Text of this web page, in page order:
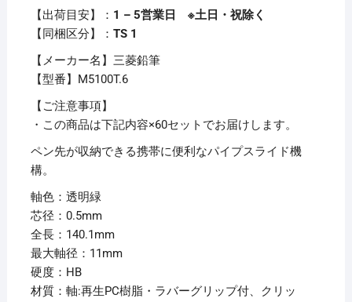
透
明
M5100T.6
本
【×60
ッ
ト】
個
【出荷目安】： 1 – 5営業日 ※土日・祝除く
【同梱区分】： TS 1
【メーカー名】三菱鉛筆
【型番】M5100T.6
【ご注意事項】
・この商品は下記内容×60セットでお届けします。
ペン先が収納できる携帯に便利なパイプスライド機
構。
軸色：透明緑
芯径：0.5mm
全長：140.1mm
最大軸径：11mm
硬度：HB
材質：軸:再生PC樹脂・ラバーグリップ付、クリッ